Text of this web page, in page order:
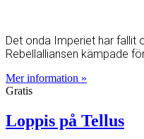
Det onda Imperiet har fallit
Rebellalliansen kämpade
Mer information »
Gratis
Loppis på Tellus